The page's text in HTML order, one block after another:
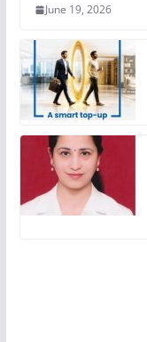
June 19, 2026